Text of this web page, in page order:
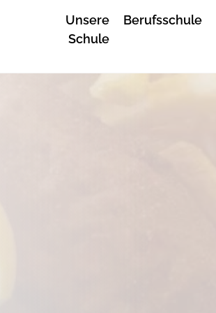
Unsere
Schule
Berufsschule